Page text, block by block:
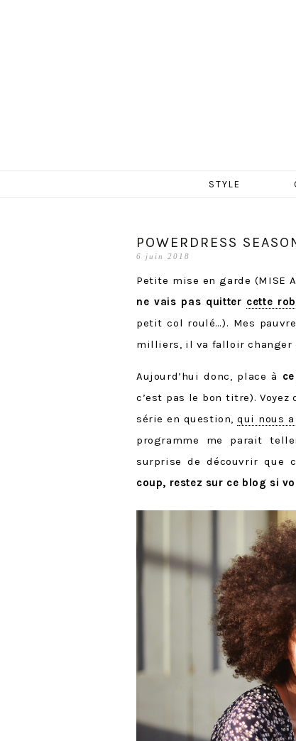
STYLE
POWERDRESS
6 juin 2018
Petite mise en garde (MISE
ne vais pas quitter cette
petit col roulé…). Mes
milliers, il va falloir changer
Aujourd’hui donc, place à
c’est pas le bon titre).
série en question,qui nous
programme me parait
surprise de découvrir que
coup, restez sur ce blog si